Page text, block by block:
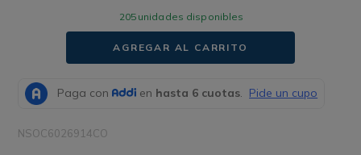
205 unidades disponibles
AGREGAR AL CARRITO
NSOC6026914CO